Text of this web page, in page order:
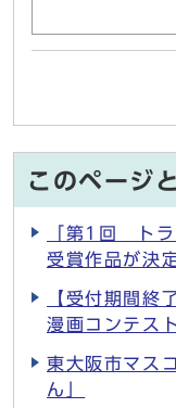
このページ
「第1回 トラ
受賞作品が決定
【受付期間
漫画コンテス
東大阪市マス
ん」